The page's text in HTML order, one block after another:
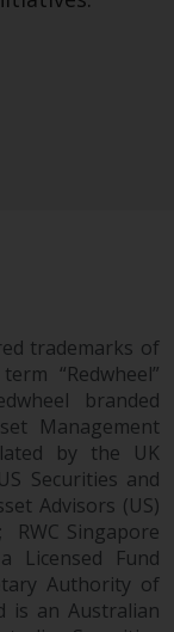
von
in
am
des
trademarks of
“Redwheel”
branded
Management
by the UK
Securities and
Advisors (US)
RWC Singapore
Licensed Fund
Authority of
is an Australian